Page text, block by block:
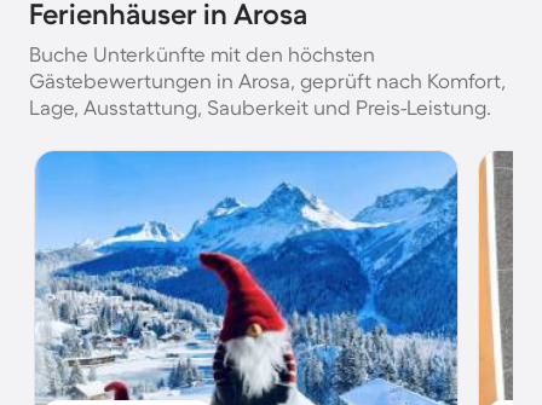
Ferienhäuser in Arosa
Buche Unterkünfte mit den höchsten
Gästebewertungen in Arosa, geprüft nach Komfort,
Lage, Ausstattung, Sauberkeit und Preis-Leistung.